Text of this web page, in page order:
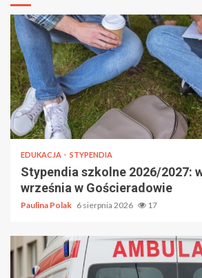
EDUKACJA STYPENDIA
Stypendia szkolne 2026/2027:
września w Gościeradowie
Paulina Polak 6 sierpnia 2026 17